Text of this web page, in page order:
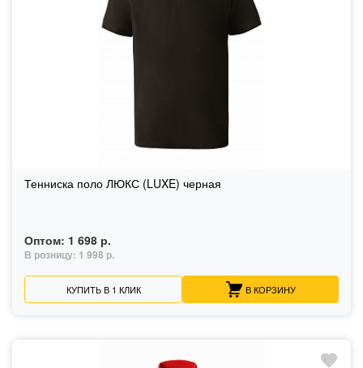
Тенниска поло ЛЮКС (LUXE) черная
Оптом: 1 698 р.
В розницу: 1 998 р.
КУПИТЬ В 1 КЛИК В КОРЗИНУ